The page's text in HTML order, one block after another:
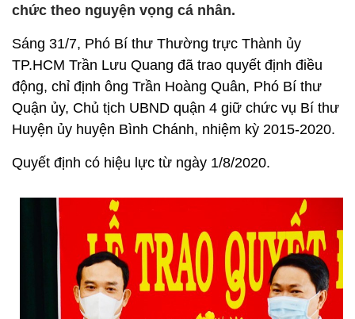
chức theo nguyện vọng cá nhân.
Sáng 31/7, Phó Bí thư Thường trực Thành ủy
TP.HCM Trần Lưu Quang đã trao quyết định điều
động, chỉ định ông Trần Hoàng Quân, Phó Bí thư
Quận ủy, Chủ tịch UBND quận 4 giữ chức vụ Bí thư
Huyện ủy huyện Bình Chánh, nhiệm kỳ 2015-2020.
Quyết định có hiệu lực từ ngày 1/8/2020.